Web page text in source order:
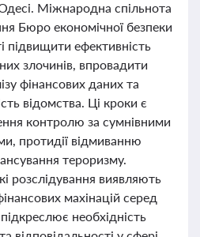
Міжнародна спільнота
Бюро економічної безпеки
підвищити ефективність
злочинів, впровадити
фінансових даних та
відомства. Ці кроки є
контролю за сумнівними
протидії відмиванню
тероризму.
розслідування виявляють
махінацій серед
необхідність